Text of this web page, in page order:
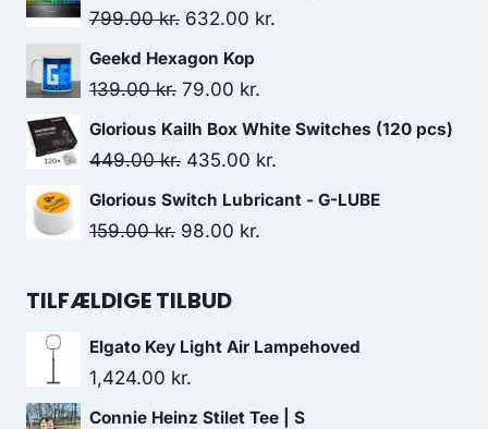
was:
is:
799.00kr. Original
price
was:
632.00 kr.
Geekd Hexagon Kop
139.00kr. Original
price
was:
79.00 kr.
price
is:
Glorious Kailh Box White Switches (120 pcs)
449.00kr. Original
price
was:
435.00 kr.
price
Glorious Switch Lubricant - G-LUBE
159.00kr. Original
was:
98.00 kr.
TILFÆLDIGE TILBUD
Elgato Key Light Air Lampehoved
1,424.00 kr.
Connie Heinz Stilet Tee | S